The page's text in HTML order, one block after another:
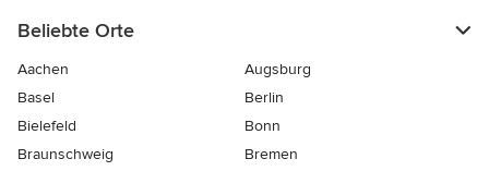
Beliebte Orte
Aachen
Augsburg
Basel
Berlin
Bielefeld
Bonn
Braunschweig
Bremen